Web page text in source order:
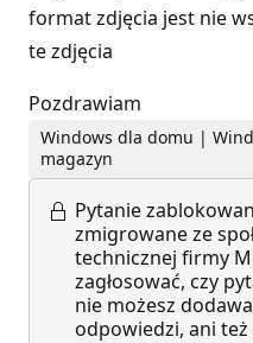
format zdjęcia jest nie
te zdjęcia
Pozdrawiam
Windows dla domu |
magazyn
Pytanie
zmigrowane ze
technicznej firmy
zagłosować, czy
nie możesz
odpowiedzi, ani